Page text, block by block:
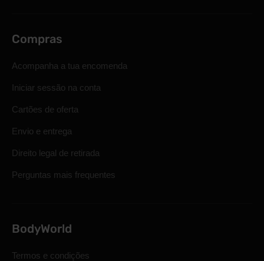
Compras
Acompanha a tua encomenda
Iniciar sessão na conta
Cartões de oferta
Envio e entrega
Direito legal de retirada
Perguntas mais frequentes
BodyWorld
Termos e condições